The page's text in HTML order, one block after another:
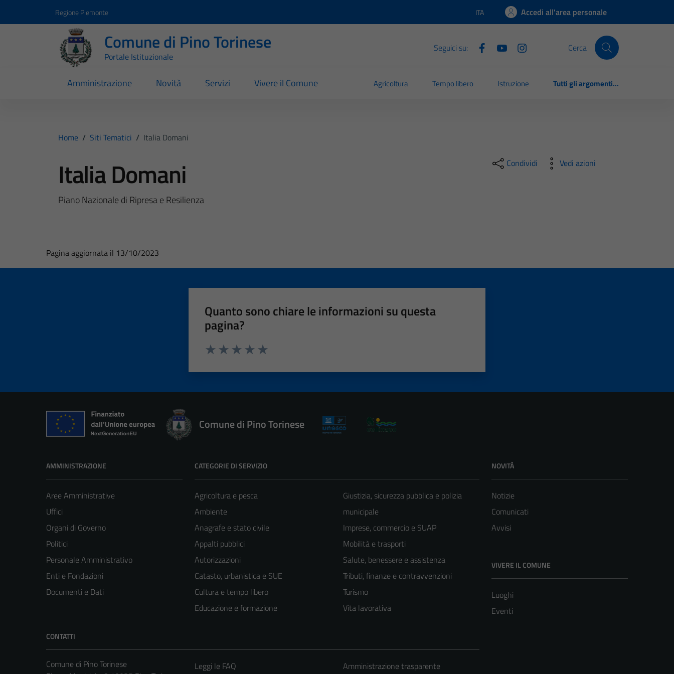
Regione Piemonte Lingua attiva:
ITA Accedi all'area personale
Comune di Pino Torinese
Portale Istituzionale
Seguici su: Cerca
Amministrazione Novità Servizi Vivere il Comune Agricoltura Tempo libero Istruzione Tutti gli argomenti...
Home / Siti Tematici / Italia Domani
Italia Domani
Piano Nazionale di Ripresa e Resilienza
Condividi Vedi azioni
Pagina aggiornata il 13/10/2023
Quanto sono chiare le informazioni su questa
pagina?
Comune di Pino Torinese
AMMINISTRAZIONE
Aree Amministrative
Uffici
Organi di Governo
Politici
Personale Amministrativo
Enti e Fondazioni
Documenti e Dati
CATEGORIE DI SERVIZIO
Agricoltura e pesca
Ambiente
Anagrafe e stato civile
Appalti pubblici
Autorizzazioni
Catasto, urbanistica e SUE
Cultura e tempo libero
Educazione e formazione
Giustizia, sicurezza pubblica e polizia
municipale
Imprese, commercio e SUAP
Mobilità e trasporti
Salute, benessere e assistenza
Tributi, finanze e contravvenzioni
Turismo
Vita lavorativa
NOVITÀ
Notizie
Comunicati
Avvisi
VIVERE IL COMUNE
Luoghi
Eventi
CONTATTI
Comune di Pino Torinese
Leggi le FAQ
Amministrazione trasparente